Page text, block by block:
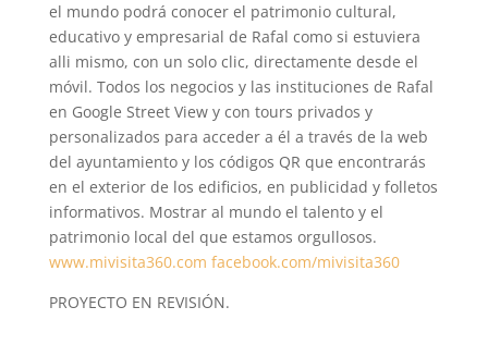
el mundo podrá conocer el patrimonio cultural,
educativo y empresarial de Rafal como si estuviera
alli mismo, con un solo clic, directamente desde el
móvil. Todos los negocios y las instituciones de Rafal
en Google Street View y con tours privados y
personalizados para acceder a él a través de la web
del ayuntamiento y los códigos QR que encontrarás
en el exterior de los edificios, en publicidad y folletos
informativos. Mostrar al mundo el talento y el
patrimonio local del que estamos orgullosos.
www.mivisita360.com facebook.com/mivisita360
PROYECTO EN REVISIÓN.